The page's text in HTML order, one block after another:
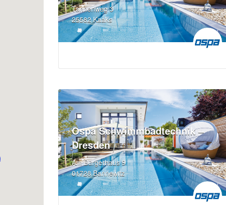
Tannenweg 3
25582 Kaaks
Ospa Schwimmbadtechnik –
Dresden
Am Bürgerhaus 9
01728 Bannewitz